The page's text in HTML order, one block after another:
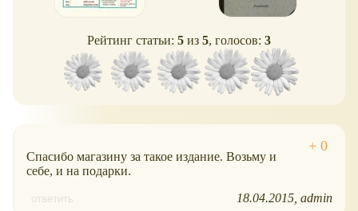
Рейтинг статьи: 5 из 5, голосов: 3
Спасибо магазину за такое издание. Возьму и
себе, и на подарки.
ответить 18.04.2015 admin